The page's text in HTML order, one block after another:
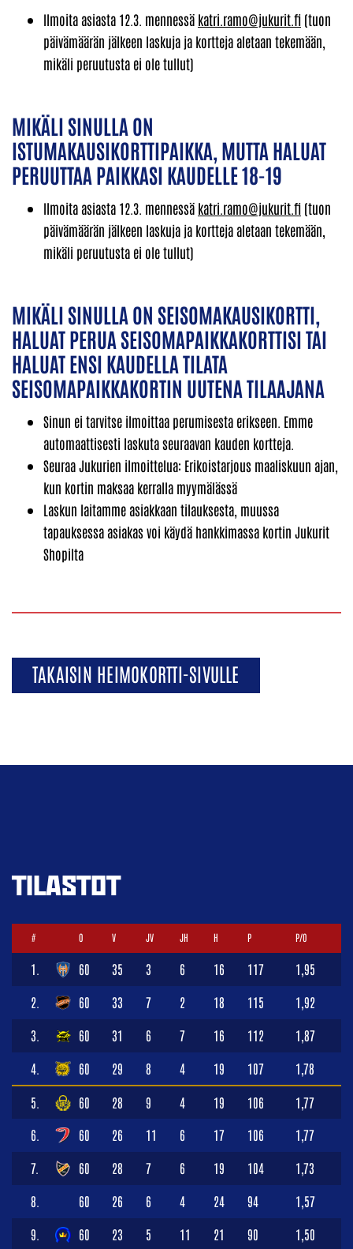
Ilmoita asiasta 12.3. mennessä katri.ramo@jukurit.fi (tuon
päivämäärän jälkeen laskuja ja kortteja aletaan tekemään,
mikäli peruutusta ei ole tullut)
MIKÄLI SINULLA ON
ISTUMAKAUSIKORTTIPAIKKA, MUTTA HALUAT
PERUUTTAA PAIKKASI KAUDELLE 18-19
Ilmoita asiasta 12.3. mennessä katri.ramo@jukurit.fi (tuon
päivämäärän jälkeen laskuja ja kortteja aletaan tekemään,
mikäli peruutusta ei ole tullut)
MIKÄLI SINULLA ON SEISOMAKAUSIKORTTI,
HALUAT PERUA SEISOMAPAIKKAKORTTISI TAI
HALUAT ENSI KAUDELLA TILATA
SEISOMAPAIKKAKORTIN UUTENA TILAAJANA
Sinun ei tarvitse ilmoittaa perumisesta erikseen. Emme
automaattisesti laskuta seuraavan kauden kortteja.
Seuraa Jukurien ilmoittelua: Erikoistarjous maaliskuun ajan,
kun kortin maksaa kerralla myymälässä
Laskun laitamme asiakkaan tilauksesta, muussa
tapauksessa asiakas voi käydä hankkimassa kortin Jukurit
Shopilta
TAKAISIN HEIMOKORTTI-SIVULLE
TILASTOT
# O V JV JH H P P/O
1. 60 35 3 6 16 117 1,95
2. 60 33 7 2 18 115 1,92
3. 60 31 6 7 16 112 1,87
4. 60 29 8 4 19 107 1,78
5. 60 28 9 4 19 106 1,77
6. 60 26 11 6 17 106 1,77
7. 60 28 7 6 19 104 1,73
8. 60 26 6 4 24 94 1,57
9. 60 23 5 11 21 90 1,50